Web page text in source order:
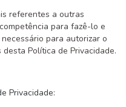
referentes a outras
para fazê-lo e
para autorizar o
Política de Privacidade.
Privacidade: